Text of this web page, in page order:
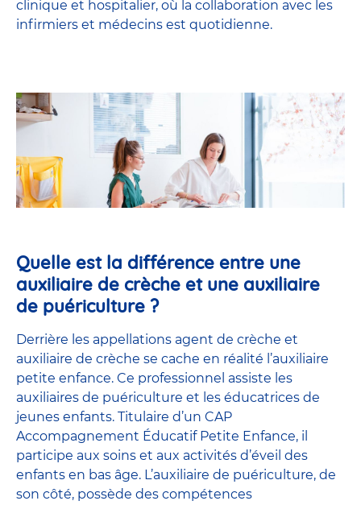
clinique et hospitalier, où la collaboration avec les
infirmiers et médecins est quotidienne.
Quelle est la différence entre une
auxiliaire de crèche et une auxiliaire
de puériculture ?
Derrière les appellations agent de crèche et
auxiliaire de crèche se cache en réalité l’auxiliaire
petite enfance. Ce professionnel assiste les
auxiliaires de puériculture et les éducatrices de
jeunes enfants. Titulaire d’un CAP
Accompagnement Éducatif Petite Enfance, il
participe aux soins et aux activités d’éveil des
enfants en bas âge. L’auxiliaire de puériculture, de
son côté, possède des compétences